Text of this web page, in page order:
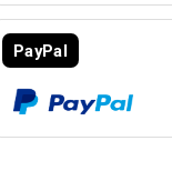
PayPal